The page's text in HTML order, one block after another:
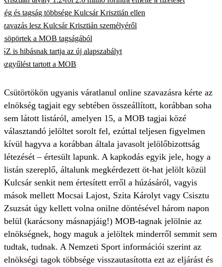
és tagság többsége Kulcsár Krisztián ellen
lesz Kulcsár Krisztián személyéről
a MOB tagságából
is hibásnak tartja az új alapszabályt
tartott a MOB
Csütörtökön ugyanis váratlanul online szavazásra kérte az
elnökség tagjait egy sebtében összeállított, korábban soha
sem látott listáról, amelyen 15, a MOB tagjai közé
választandó jelöltet sorolt fel, ezúttal teljesen figyelmen
kívül hagyva a korábban általa javasolt jelölőbizottság
létezését – értesült lapunk. A kapkodás egyik jele, hogy a
listán szereplő, általunk megkérdezett öt-hat jelölt közül
Kulcsár senkit nem értesített erről a húzásáról, vagyis
mások mellett Mocsai Lajost, Szita Károlyt vagy Csisztu
Zsuzsát úgy kellett volna onilne döntésével három napon
belül (karácsony másnapjáig!) MOB-tagnak jelölnie az
elnökségnek, hogy maguk a jelöltek minderről semmit sem
tudtak, tudnak. A Nemzeti Sport információi szerint az
elnökségi tagok többsége visszautasította ezt az eljárást és